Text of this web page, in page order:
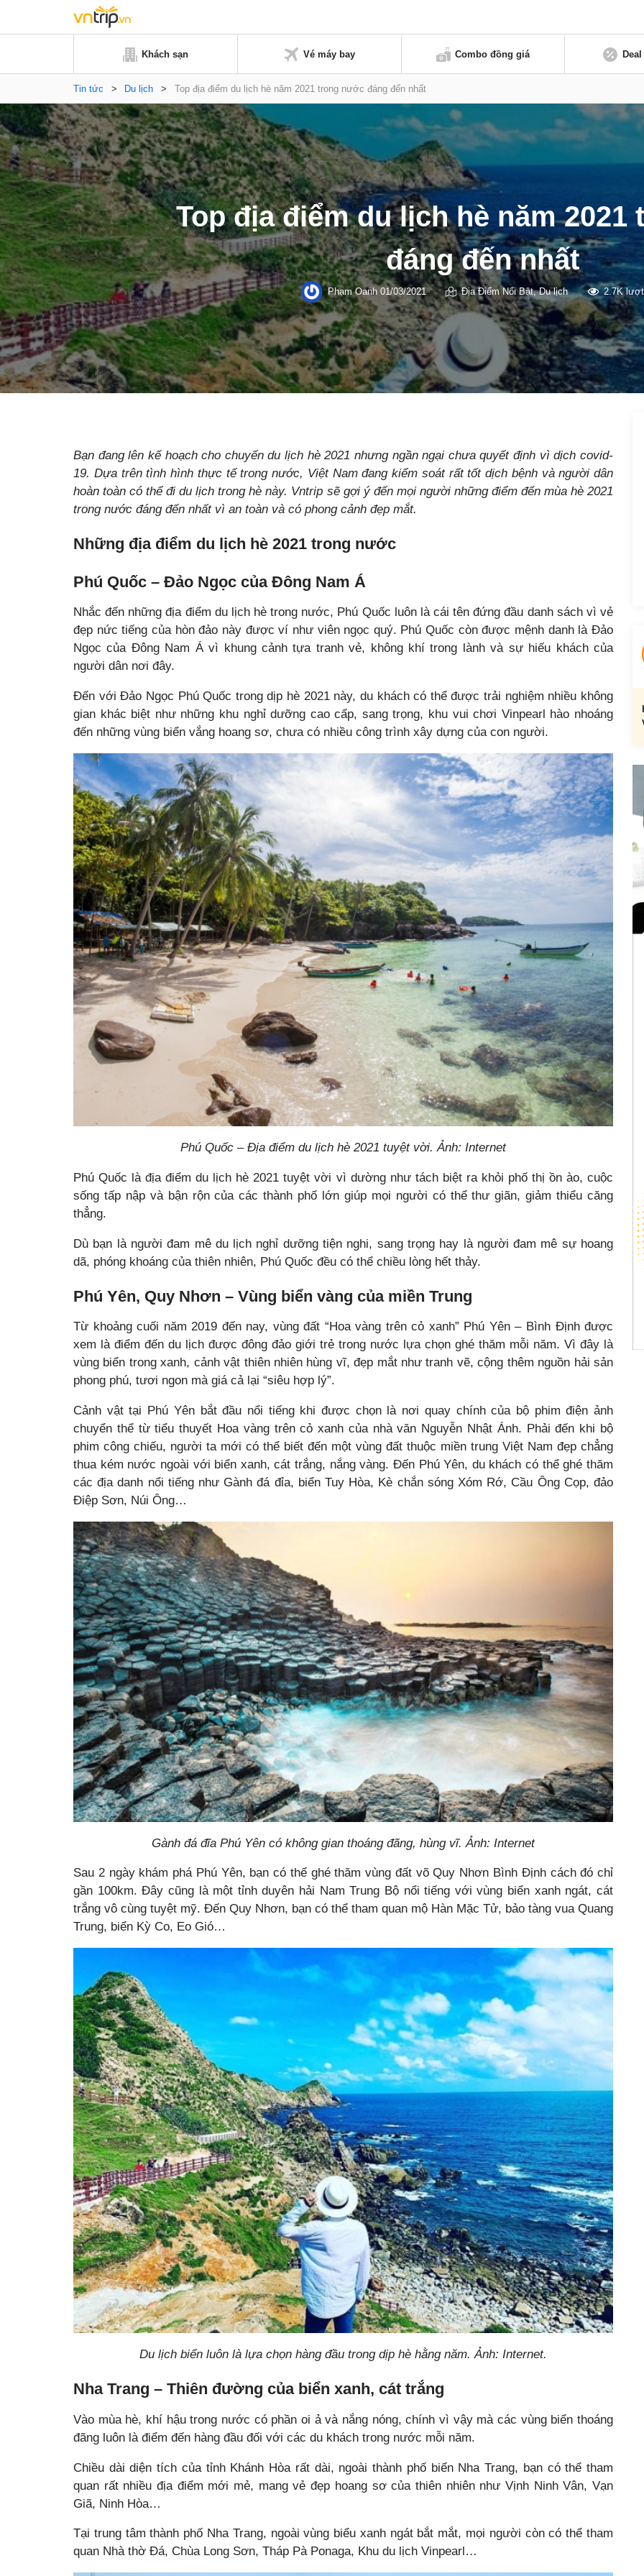
Khách sạn Vé máy bay Combo đồng giá
Tin tức > Du lịch > Top địa điểm du lịch hè năm 2021 trong nước đáng đến nhất
Top địa điểm du lịch hè năm
đáng đến nhất
Phạm Oanh01/03/2021 Địa Điểm Nổi Bật,Du lịch 2.7K
Bạn đang lên kế hoạch cho chuyến du lịch hè 2021 nhưng ngần ngại chưa quyết định vì dịch covid-
19. Dựa trên tình hình thực tế trong nước, Việt Nam đang kiểm soát rất tốt dịch bệnh và người dân
hoàn toàn có thể đi du lịch trong hè này. Vntrip sẽ gợi ý đến mọi người những điểm đến mùa hè 2021
trong nước đáng đến nhất vì an toàn và có phong cảnh đẹp mắt.
Những địa điểm du lịch hè 2021 trong nước
Phú Quốc – Đảo Ngọc của Đông Nam Á
Nhắc đến những địa điểm du lịch hè trong nước, Phú Quốc luôn là cái tên đứng đầu danh sách vì vẻ
đẹp nức tiếng của hòn đảo này được ví như viên ngọc quý. Phú Quốc còn được mệnh danh là Đảo
Ngọc của Đông Nam Á vì khung cảnh tựa tranh vẻ, không khí trong lành và sự hiếu khách của
người dân nơi đây.
Đến với Đảo Ngọc Phú Quốc trong dịp hè 2021 này, du khách có thể được trải nghiệm nhiều không
gian khác biệt như những khu nghỉ dưỡng cao cấp, sang trọng, khu vui chơi Vinpearl hào nhoáng
đến những vùng biển vắng hoang sơ, chưa có nhiều công trình xây dựng của con người.
Phú Quốc – Địa điểm du lịch hè 2021 tuyệt vời. Ảnh: Internet
Phú Quốc là địa điểm du lịch hè 2021 tuyệt vời vì dường như tách biệt ra khỏi phố thị ồn ào, cuộc
sống tấp nập và bận rộn của các thành phố lớn giúp mọi người có thể thư giãn, giảm thiểu căng
thẳng.
Dù bạn là người đam mê du lịch nghỉ dưỡng tiện nghi, sang trọng hay là người đam mê sự hoang
dã, phóng khoáng của thiên nhiên, Phú Quốc đều có thể chiều lòng hết thảy.
Phú Yên, Quy Nhơn – Vùng biển vàng của miền Trung
Từ khoảng cuối năm 2019 đến nay, vùng đất “Hoa vàng trên cỏ xanh” Phú Yên – Bình Định được
xem là điểm đến du lịch được đông đảo giới trẻ trong nước lựa chọn ghé thăm mỗi năm. Vì đây là
vùng biển trong xanh, cảnh vật thiên nhiên hùng vĩ, đẹp mắt như tranh vẽ, cộng thêm nguồn hải sản
phong phú, tươi ngon mà giá cả lại “siêu hợp lý”.
Cảnh vật tại Phú Yên bắt đầu nổi tiếng khi được chọn là nơi quay chính của bộ phim điện ảnh
chuyển thể từ tiểu thuyết Hoa vàng trên cỏ xanh của nhà văn Nguyễn Nhật Ánh. Phải đến khi bộ
phim công chiếu, người ta mới có thể biết đến một vùng đất thuộc miền trung Việt Nam đẹp chẳng
thua kém nước ngoài với biển xanh, cát trắng, nắng vàng. Đến Phú Yên, du khách có thể ghé thăm
các địa danh nổi tiếng như Gành đá đỉa, biển Tuy Hòa, Kè chắn sóng Xóm Rớ, Cầu Ông Cọp, đảo
Điệp Sơn, Núi Ông…
Gành đá đĩa Phú Yên có không gian thoáng đãng, hùng vĩ. Ảnh: Internet
Sau 2 ngày khám phá Phú Yên, bạn có thể ghé thăm vùng đất võ Quy Nhơn Bình Định cách đó chỉ
gần 100km. Đây cũng là một tỉnh duyên hải Nam Trung Bộ nổi tiếng với vùng biển xanh ngát, cát
trắng vô cùng tuyệt mỹ. Đến Quy Nhơn, bạn có thể tham quan mộ Hàn Mặc Tử, bảo tàng vua Quang
Trung, biển Kỳ Co, Eo Gió…
Du lịch biển luôn là lựa chọn hàng đầu trong dịp hè hằng năm. Ảnh: Internet.
Nha Trang – Thiên đường của biển xanh, cát trắng
Vào mùa hè, khí hậu trong nước có phần oi ả và nắng nóng, chính vì vậy mà các vùng biển thoáng
đãng luôn là điểm đến hàng đầu đối với các du khách trong nước mỗi năm.
Chiều dài diện tích của tỉnh Khánh Hòa rất dài, ngoài thành phố biển Nha Trang, bạn có thể tham
quan rất nhiều địa điểm mới mẻ, mang vẻ đẹp hoang sơ của thiên nhiên như Vịnh Ninh Vân, Vạn
Giã, Ninh Hòa…
Tại trung tâm thành phố Nha Trang, ngoài vùng biểu xanh ngát bắt mắt, mọi người còn có thể tham
quan Nhà thờ Đá, Chùa Long Sơn, Tháp Pà Ponaga, Khu du lịch Vinpearl…